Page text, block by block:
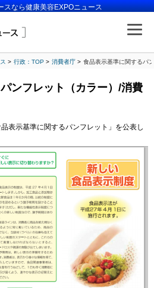
スなら健康美容EXPOニュース
行政：TOP 消費者庁 食品表示基準に関するパ
ンフレット（カラー）/消費
表示基準に関するパンフレット」を公表し